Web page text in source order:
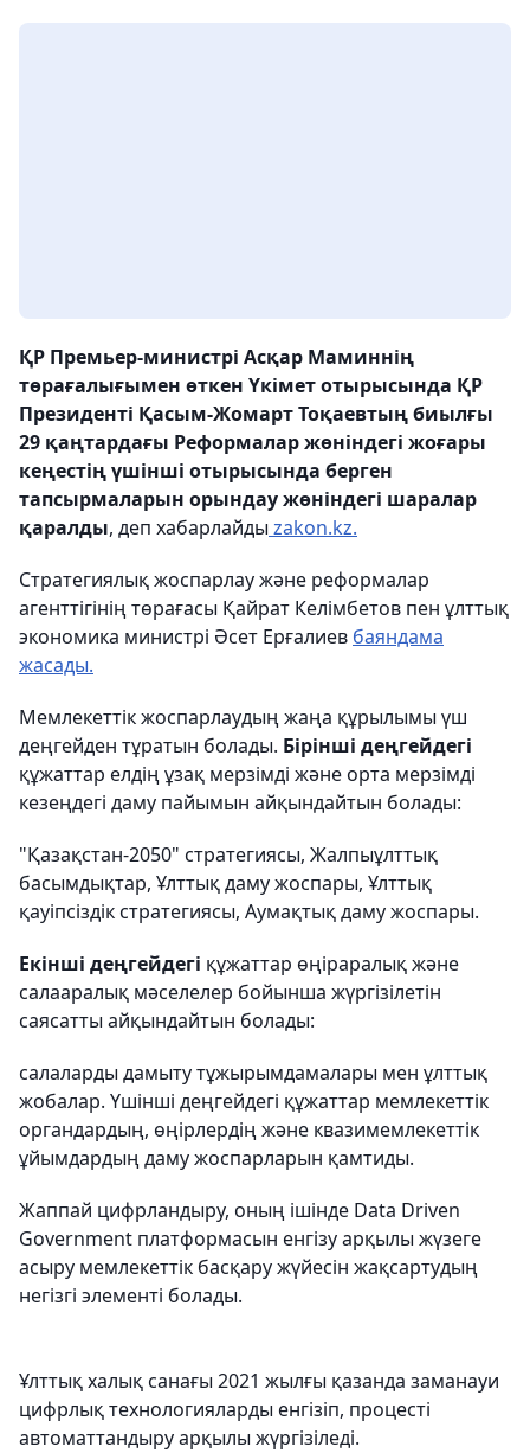
ҚР Премьер-министрі Асқар Маминнің
төрағалығымен өткен Үкімет отырысында ҚР
Президенті Қасым-Жомарт Тоқаевтың биылғы
29 қаңтардағы Реформалар жөніндегі жоғары
кеңестің үшінші отырысында берген
тапсырмаларын орындау жөніндегі шаралар
қаралды, деп хабарлайды zakon.kz.
Стратегиялық жоспарлау және реформалар
агенттігінің төрағасы Қайрат Келімбетов пен ұлттық
экономика министрі Әсет Ерғалиев баяндама
жасады.
Мемлекеттік жоспарлаудың жаңа құрылымы үш
деңгейден тұратын болады. Бірінші деңгейдегі
құжаттар елдің ұзақ мерзімді және орта мерзімді
кезеңдегі даму пайымын айқындайтын болады:
"Қазақстан-2050" стратегиясы, Жалпыұлттық
басымдықтар, Ұлттық даму жоспары, Ұлттық
қауіпсіздік стратегиясы, Аумақтық даму жоспары.
Екінші деңгейдегі құжаттар өңіраралық және
салааралық мәселелер бойынша жүргізілетін
саясатты айқындайтын болады:
салаларды дамыту тұжырымдамалары мен ұлттық
жобалар. Үшінші деңгейдегі құжаттар мемлекеттік
органдардың, өңірлердің және квазимемлекеттік
ұйымдардың даму жоспарларын қамтиды.
Жаппай цифрландыру, оның ішінде Data Driven
Government платформасын енгізу арқылы жүзеге
асыру мемлекеттік басқару жүйесін жақсартудың
негізгі элементі болады.
Ұлттық халық санағы 2021 жылғы қазанда заманауи
цифрлық технологияларды енгізіп, процесті
автоматтандыру арқылы жүргізіледі.